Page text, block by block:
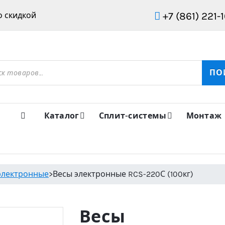
+7 (861) 221-
Каталог Сплит-системы Монтаж
>Весы электронные RCS-220С (100кг)
Весы